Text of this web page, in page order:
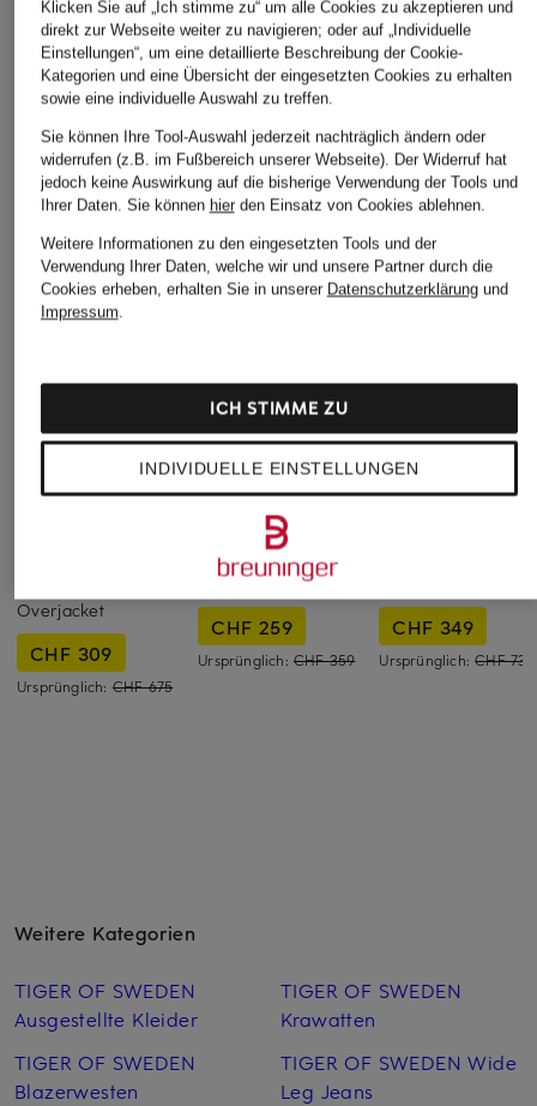
Overjacket
CHF 309
Ursprünglich: CHF 675
DRYKORN
Overjacket RIKKA
CHF 259
Ursprünglich: CHF 359
CHF 349
Ursprünglich:CHF 730
Weitere Kategorien
TIGER OF SWEDEN
Ausgestellte Kleider
TIGER OF SWEDEN
Blazerwesten
TIGER OF SWEDEN
Krawatten
TIGER OF SWEDEN Wide
Leg Jeans
Klicken Sie auf „Ich stimme zu“ um alle Cookies zu akzeptieren und
direkt zur Webseite weiter zu navigieren; oder auf „Individuelle
Einstellungen“, um eine detaillierte Beschreibung der Cookie-
Kategorien und eine Übersicht der eingesetzten Cookies zu erhalten
sowie eine individuelle Auswahl zu treffen.
Sie können Ihre Tool-Auswahl jederzeit nachträglich ändern oder
widerrufen (z.B. im Fußbereich unserer Webseite). Der Widerruf hat
jedoch keine Auswirkung auf die bisherige Verwendung der Tools und
Ihrer Daten. Sie können hierden Einsatz von Cookies ablehnen.
Weitere Informationen zu den eingesetzten Tools und der
Verwendung Ihrer Daten, welche wir und unsere Partner durch die
Cookies erheben, erhalten Sie in unserer Datenschutzerklärungund
Impressum.
INDIVIDUELLE EINSTELLUNGEN
ICH STIMME ZU